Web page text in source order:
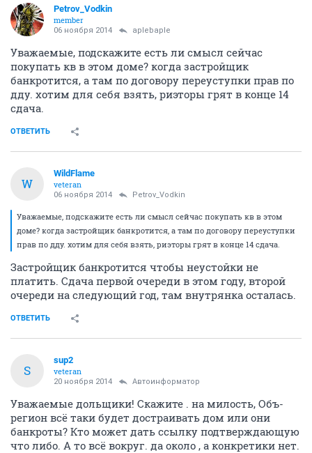
Petrov_Vodkin
member
06 ноября 2014 aplebaple
Уважаемые, подскажите есть ли смысл сейчас
покупать кв в этом доме? когда застройщик
банкротится, а там по договору переуступки прав по
дду. хотим для себя взять, риэторы грят в конце 14
сдача.
ОТВЕТИТЬ
W
WildFlame
veteran
06 ноября 2014 Petrov_Vodkin
Уважаемые, подскажите есть ли смысл сейчас покупать кв в этом
доме? когда застройщик банкротится, а там по договору переуступки
прав по дду. хотим для себя взять, риэторы грят в конце 14 сдача.
Застройщик банкротится чтобы неустойки не
платить. Сдача первой очереди в этом году, второй
очереди на следующий год, там внутрянка осталась.
ОТВЕТИТЬ
S
sup2
veteran
20 ноября 2014 Автоинформатор
Уважаемые дольщики! Скажите . на милость, Объ-
регион всё таки будет достраивать дом или они
банкроты? Кто может дать ссылку подтверждающую
что либо. А то всё вокруг. да около , а конкретики нет.